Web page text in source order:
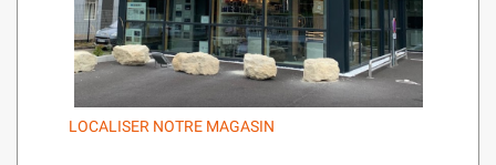
LOCALISER NOTRE MAGASIN